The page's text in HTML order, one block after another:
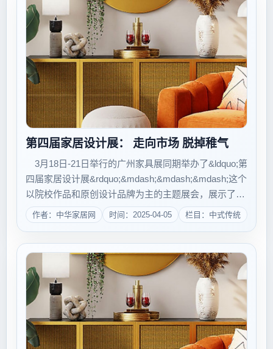
第四届家居设计展： 走向市场 脱掉稚气
3月18日-21日举行的广州家具展同期举办了&ldquo;第
四届家居设计展&rdquo;&mdash;&mdash;&mdash;这个
以院校作品和原创设计品牌为主的主题展会，展示了当
下青年设计师最新锐的设计作品。 可以看出，今年
的学生设计不再仅仅停留在天马行空的想象了，以中央
作者：中华家居网 时间：2025-04-05 栏目：中式传统